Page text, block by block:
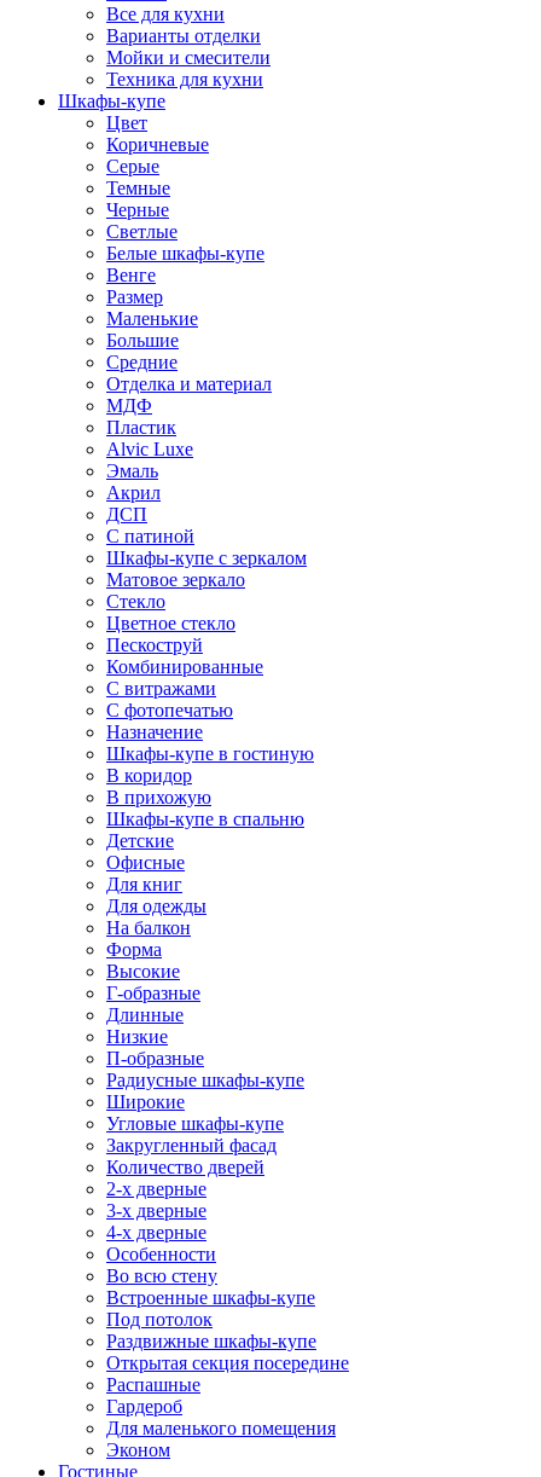
Все для кухни
Варианты отделки
Мойки и смесители
Техника для кухни
Шкафы-купе
Цвет
Коричневые
Серые
Темные
Черные
Светлые
Белые шкафы-купе
Венге
Размер
Маленькие
Большие
Средние
Отделка и материал
МДФ
Пластик
Alvic Luxe
Эмаль
Акрил
ДСП
С патиной
Шкафы-купе с зеркалом
Матовое зеркало
Стекло
Цветное стекло
Пескоструй
Комбинированные
С витражами
С фотопечатью
Назначение
Шкафы-купе в гостиную
В коридор
В прихожую
Шкафы-купе в спальню
Детские
Офисные
Для книг
Для одежды
На балкон
Форма
Высокие
Г-образные
Длинные
Низкие
П-образные
Радиусные шкафы-купе
Широкие
Угловые шкафы-купе
Закругленный фасад
Количество дверей
2-х дверные
3-х дверные
4-х дверные
Особенности
Во всю стену
Встроенные шкафы-купе
Под потолок
Раздвижные шкафы-купе
Открытая секция посередине
Распашные
Гардероб
Для маленького помещения
Эконом
Гостиные